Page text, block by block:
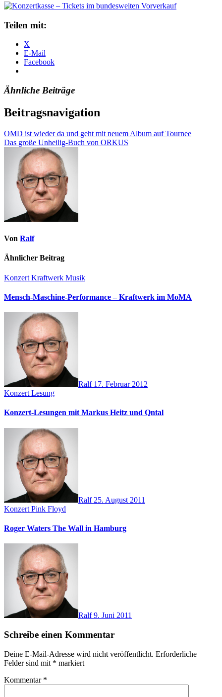
Teilen mit:
X
E-Mail
Facebook
Ähnliche Beiträge
Beitragsnavigation
OMD ist wieder da und geht mit neuem Album auf Tournee
Das große Unheilig-Buch von ORKUS
Von Ralf
Ähnlicher Beitrag
Konzert Kraftwerk Musik
Mensch-Maschine-Performance – Kraftwerk im MoMA
Ralf 17. Februar 2012
Konzert Lesung
Konzert-Lesungen mit Markus Heitz und Qntal
Ralf 25. August 2011
Konzert Pink Floyd
Roger Waters The Wall in Hamburg
Ralf9. Juni 2011
Schreibe einen Kommentar
Deine E-Mail-Adresse wird nicht veröffentlicht. Erforderliche
Felder sind mit * markiert
Kommentar *